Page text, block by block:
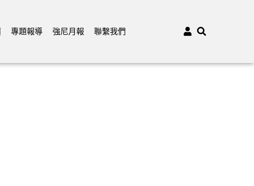
專題報導 強尼月報 聯繫我們